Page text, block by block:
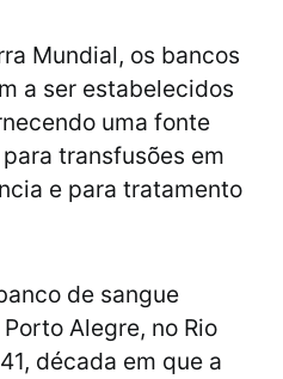
Mundial, os bancos
a ser estabelecidos
uma fonte
transfusões em
e para tratamento
de sangue
Alegre, no Rio
década em que a